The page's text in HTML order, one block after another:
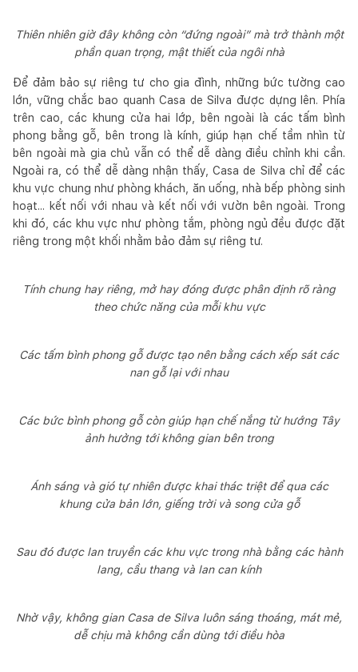
Thiên nhiên giờ đây không còn “đứng ngoài” mà trở thành một
phần quan trọng, mật thiết của ngôi nhà
Để đảm bảo sự riêng tư cho gia đình, những bức tường cao
lớn, vững chắc bao quanh Casa de Silva được dựng lên. Phía
trên cao, các khung cửa hai lớp, bên ngoài là các tấm bình
phong bằng gỗ, bên trong là kính, giúp hạn chế tầm nhìn từ
bên ngoài mà gia chủ vẫn có thể dễ dàng điều chỉnh khi cần.
Ngoài ra, có thể dễ dàng nhận thấy, Casa de Silva chỉ để các
khu vực chung như phòng khách, ăn uống, nhà bếp phòng sinh
hoạt... kết nối với nhau và kết nối với vườn bên ngoài. Trong
khi đó, các khu vực như phòng tắm, phòng ngủ đều được đặt
riêng trong một khối nhằm bảo đảm sự riêng tư.
Tính chung hay riêng, mở hay đóng được phân định rõ ràng
theo chức năng của mỗi khu vực
Các tấm bình phong gỗ được tạo nên bằng cách xếp sát các
nan gỗ lại với nhau
Các bức bình phong gỗ còn giúp hạn chế nắng từ hướng Tây
ảnh hưởng tới không gian bên trong
Ánh sáng và gió tự nhiên được khai thác triệt để qua các
khung cửa bản lớn, giếng trời và song cửa gỗ
Sau đó được lan truyền các khu vực trong nhà bằng các hành
lang, cầu thang và lan can kính
Nhờ vậy, không gian Casa de Silva luôn sáng thoáng, mát mẻ,
dễ chịu mà không cần dùng tới điều hòa